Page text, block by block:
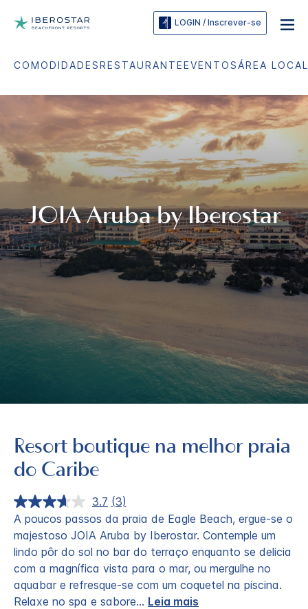
LOGIN / Inscrever-se
COMODIDADESRESTAURANTEEVENTOSÁREA LOCAL
JOIA Aruba by Iberostar
Resort boutique na melhor praia
do Caribe
3.7 Leu
3
análises.
Link
para
mesma
página.
(3)
A poucos passos da praia de Eagle Beach, ergue-se o
majestoso JOIA Aruba by Iberostar. Contemple um
lindo pôr do sol no bar do terraço enquanto se delicia
com a magnífica vista para o mar, ou mergulhe no
aquabar e refresque-se com um coquetel na piscina.
Relaxe no spa e sabore... Leia mais